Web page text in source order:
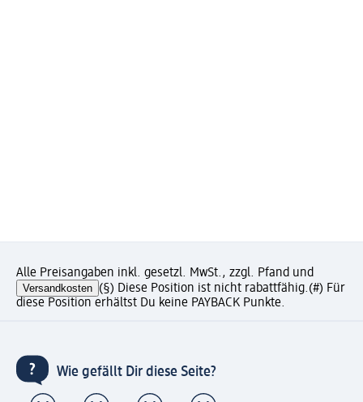
Alle Preisangaben inkl. gesetzl. MwSt., zzgl. Pfand und
Versandkosten (§) Diese Position ist nicht rabattfähig.(#) Für
diese Position erhältst Du keine PAYBACK Punkte.
Wie gefällt Dir diese Seite?